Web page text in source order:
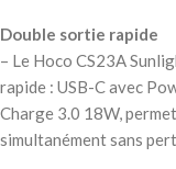
Double sortie rapide
– Le Hoco CS23A
rapide : USB-C avec
Charge 3.0 18W,
simultanément sans